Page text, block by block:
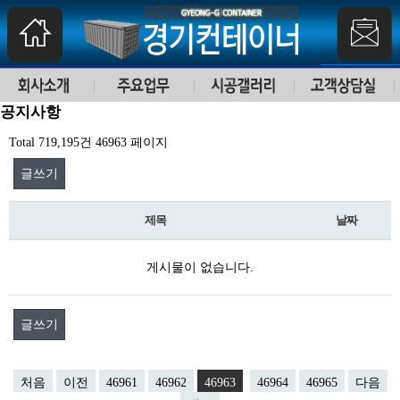
공지사항
Total 719,195건 46963 페이지
글쓰기
제목 날짜
게시물이 없습니다.
글쓰기
처음 이전 46961 46962 46963 46964 46965
다음